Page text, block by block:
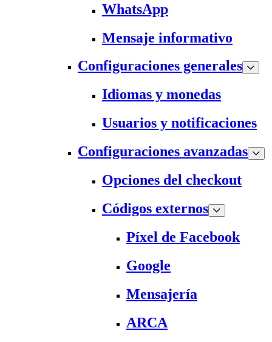
WhatsApp
Mensaje informativo
Configuraciones generales
Idiomas y monedas
Usuarios y notificaciones
Configuraciones avanzadas
Opciones del checkout
Códigos externos
Píxel de Facebook
Google
Mensajería
ARCA